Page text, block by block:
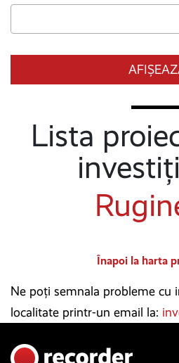
Lista
Înapoi la harta
Ne poți semnala probleme cu
localitate printr-un email la: